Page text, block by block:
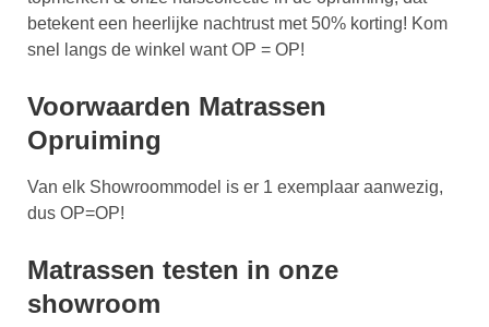
betekent een heerlijke nachtrust met 50% korting! Kom
snel langs de winkel want OP = OP!
Voorwaarden Matrassen
Opruiming
Van elk Showroommodel is er 1 exemplaar aanwezig,
dus OP=OP!
Matrassen testen in onze
showroom